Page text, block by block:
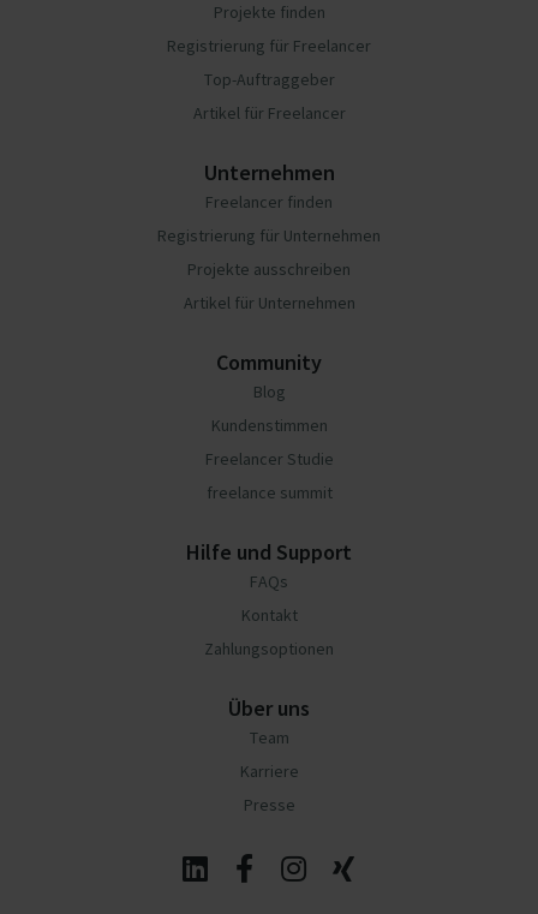
Projekte finden
Registrierung für Freelancer
Top-Auftraggeber
Artikel für Freelancer
Unternehmen
Freelancer finden
Registrierung für Unternehmen
Projekte ausschreiben
Artikel für Unternehmen
Community
Blog
Kundenstimmen
Freelancer Studie
freelance summit
Hilfe und Support
FAQs
Kontakt
Zahlungsoptionen
Über uns
Team
Karriere
Presse